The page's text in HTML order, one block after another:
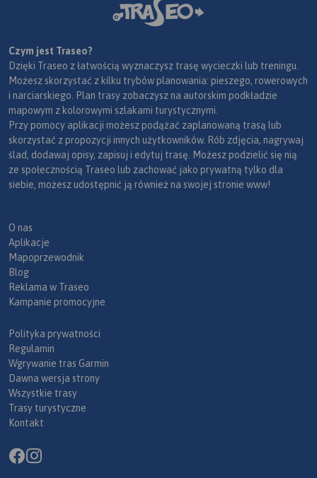
Czym jest Traseo?
Dzięki Traseo z łatwością wyznaczysz trasę wycieczki lub treningu.
Możesz skorzystać z kilku trybów planowania: pieszego, rowerowych
i narciarskiego. Plan trasy zobaczysz na autorskim podkładzie
mapowym z kolorowymi szlakami turystycznymi.
Przy pomocy aplikacji możesz podążać zaplanowaną trasą lub
skorzystać z propozycji innych użytkowników. Rób zdjęcia, nagrywaj
ślad, dodawaj opisy, zapisuj i edytuj trasę. Możesz podzielić się nią
ze społecznością Traseo lub zachować jako prywatną tylko dla
siebie, możesz udostępnić ją również na swojej stronie www!
O nas
Aplikacje
Mapoprzewodnik
Blog
Reklama w Traseo
Kampanie promocyjne
Polityka prywatności
Regulamin
Wgrywanie tras Garmin
Dawna wersja strony
Wszystkie trasy
Trasy turystyczne
Kontakt